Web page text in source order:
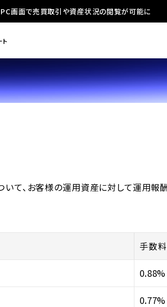
て、お客様の運用資産に対して運用報
手数料
0.88%
0.77%
画面で売買取引や資産状況の閲覧が可能に
ト